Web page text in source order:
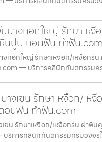
างกอกใหญ่ รักษาเหงื
ปูน ถอนฟัน ทำฟัน.com
กอกใหญ่ รักษาเหงือก/เหงือกร่
— บริการคลินิกทันตกรรมค
งเขน รักษาเหงือก/เห
นฟัน ทำฟัน.com
ขน รักษาเหงือก/เหงือกร่น ผ่าฟั
ริการคลินิกทันตกรรมครบวงจร